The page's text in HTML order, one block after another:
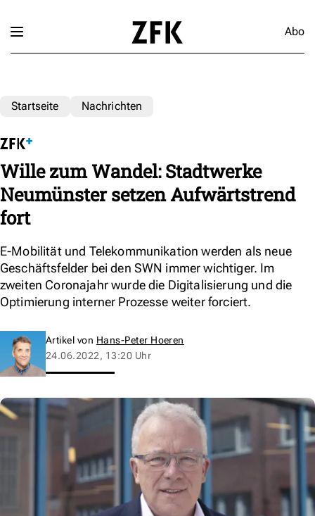
Abo
Startseite Nachrichten
Wille zum Wandel: Stadtwerke
Neumünster setzen Aufwärtstrend
fort
E-Mobilität und Telekommunikation werden als neue
Geschäftsfelder bei den SWN immer wichtiger. Im
zweiten Coronajahr wurde die Digitalisierung und die
Optimierung interner Prozesse weiter forciert.
Artikel von Hans-Peter Hoeren
24.06.2022, 13:20 Uhr